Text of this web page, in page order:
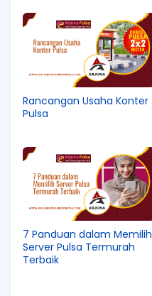
Rancangan Usaha Konter
Pulsa
7 Panduan dalam Memilih
Server Pulsa Termurah
Terbaik